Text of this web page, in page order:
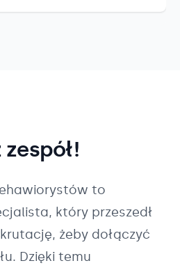
to
który przeszedł
żeby dołączyć
Dzięki temu